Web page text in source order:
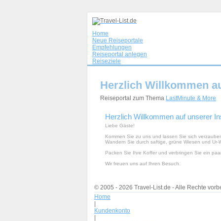
Home
Neue Reiseportale
Empfehlungen
Reiseportal anlegen
Reiseziele
Herzlich Willkommen
Reiseportal zum Thema LastMinute & More
Herzlich Willkommen auf unserer
Liebe Gäste!
Kommen Sie zu uns und lassen Sie sich
Wandern Sie durch saftige, grüne Wiesen und Ur-
Packen Sie Ihre Koffer und verbringen Sie ein
Wir freuen uns auf Ihren Besuch.
© 2005 - 2026 Travel-List.de - Alle Rechte
Home
Kundenkonto